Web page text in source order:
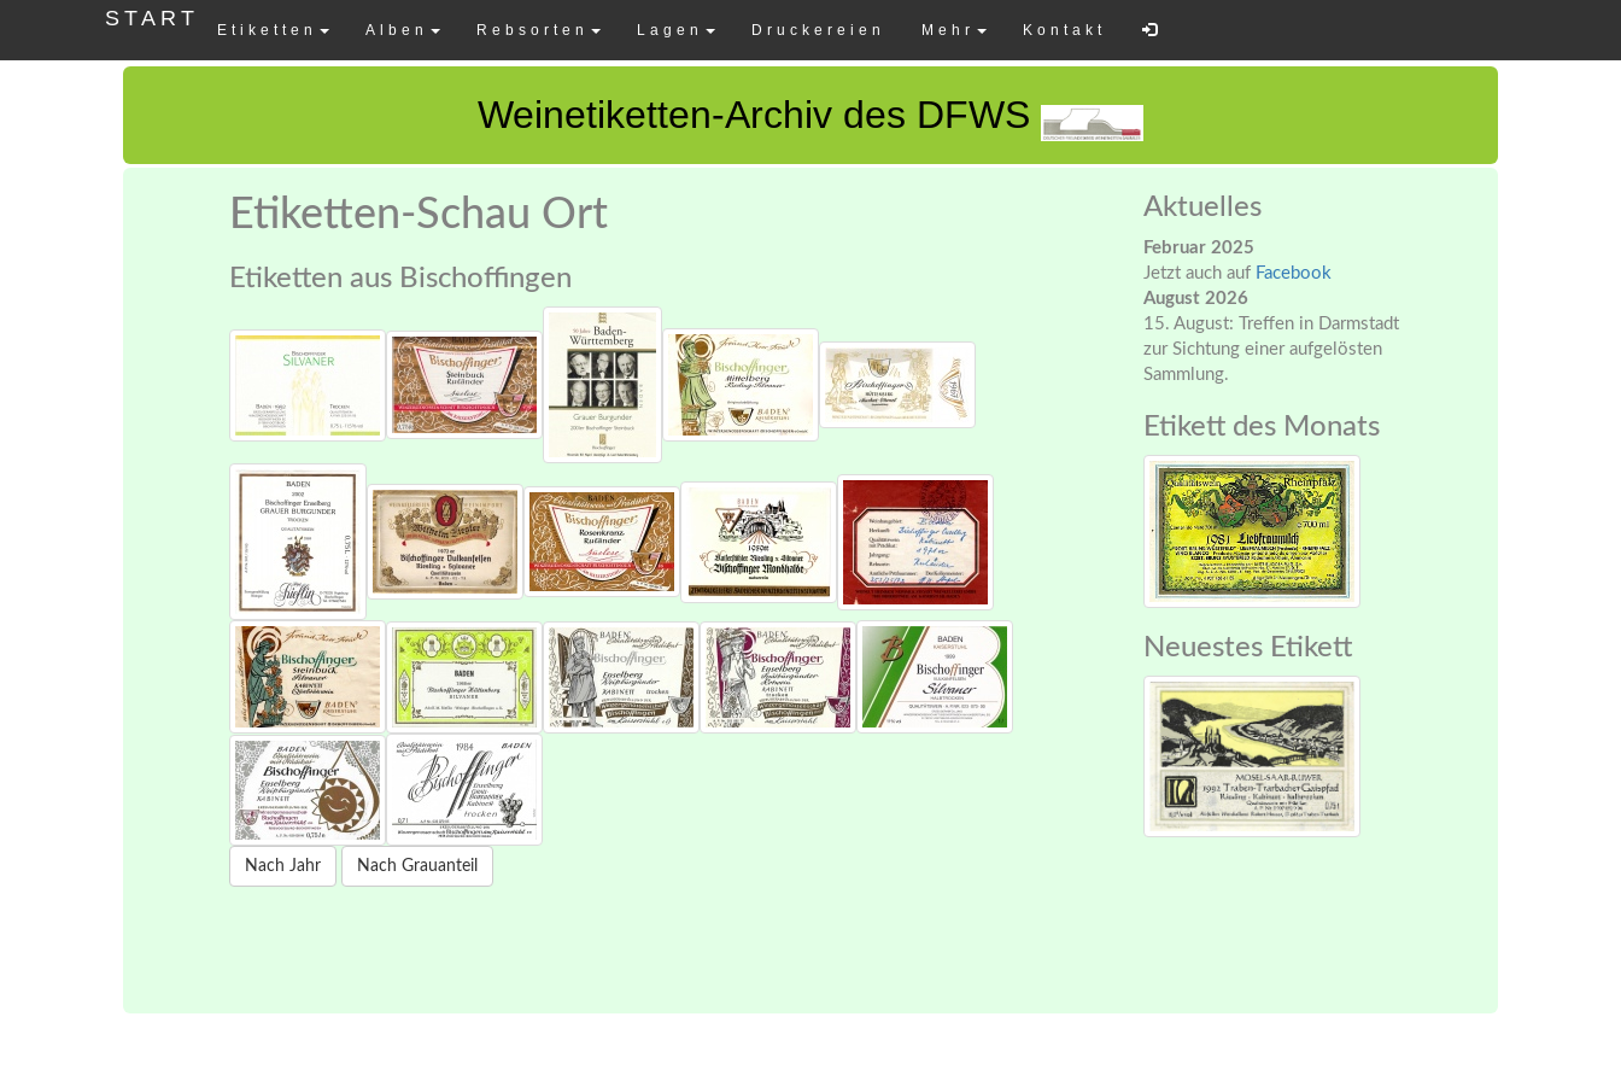
START Etiketten Alben Rebsorten Lagen Druckereien Mehr Kontakt
Weinetiketten-Archiv des DFWS
Etiketten-Schau Ort
Etiketten aus Bischoffingen
Nach Jahr Nach Grauanteil
Aktuelles
Februar 2025
Jetzt auch auf Facebook
August 2026
15. August: Treffen in Darmstadt
zur Sichtung einer aufgelösten
Sammlung.
Etikett des Monats
Neuestes Etikett